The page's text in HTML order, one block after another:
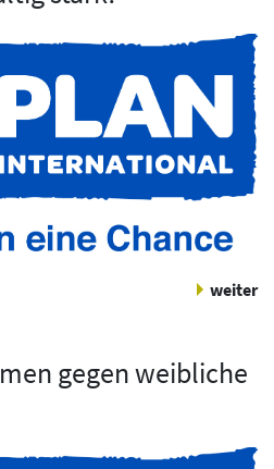
weiter
gegen weibliche